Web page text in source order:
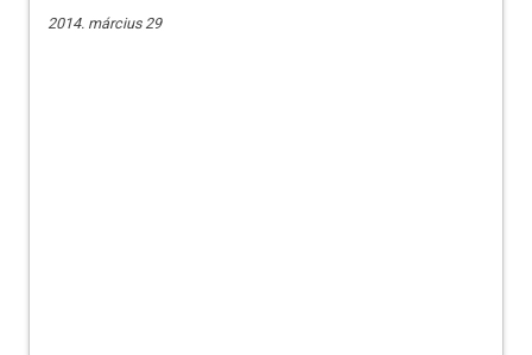
2014. március 29